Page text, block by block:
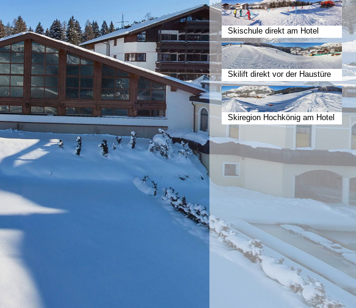
Skischule direkt am Hotel
Skilift direkt vor der Haustüre
Skiregion Hochkönig am Hotel